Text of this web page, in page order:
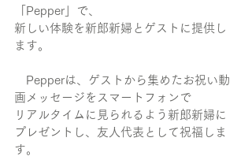
「Pepper」で、
新しい体験を新郎新婦とゲストに提供し
ます。
Pepperは、ゲストから集めたお祝い動
画メッセージをスマートフォンで
リアルタイムに見られるよう新郎新婦に
プレゼントし、友人代表として祝福しま
す。